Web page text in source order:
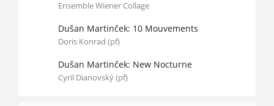
Ensemble Wiener Collage
Dušan Martinček: 10 Mouvements
Doris Konrad (pf)
Dušan Martinček: New Nocturne
Cyril Dianovský (pf)